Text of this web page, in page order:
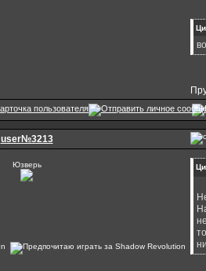
user№3213
Юзверь